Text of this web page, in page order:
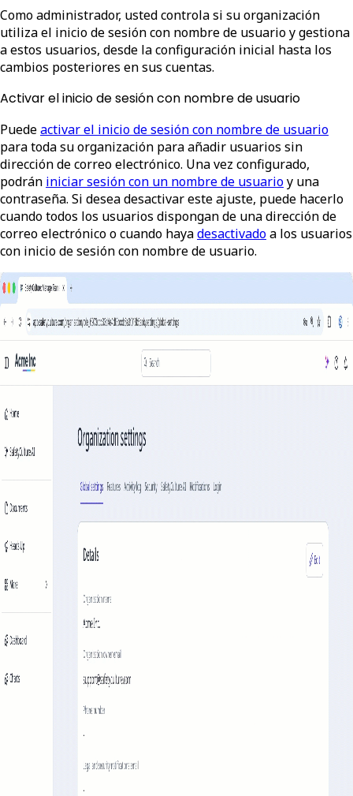
Como administrador, usted controla si su organización
utiliza el inicio de sesión con nombre de usuario y gestiona
a estos usuarios, desde la configuración inicial hasta los
cambios posteriores en sus cuentas.
Activar el inicio de sesión con nombre de usuario
Puedeactivar el inicio de sesión con nombre de usuario
para toda su organización para añadir usuarios sin
dirección de correo electrónico. Una vez configurado,
podrán iniciar sesión con un nombre de usuarioy una
contraseña. Si desea desactivar este ajuste, puede hacerlo
cuando todos los usuarios dispongan de una dirección de
correo electrónico o cuando hayadesactivadoa los usuarios
con inicio de sesión con nombre de usuario.